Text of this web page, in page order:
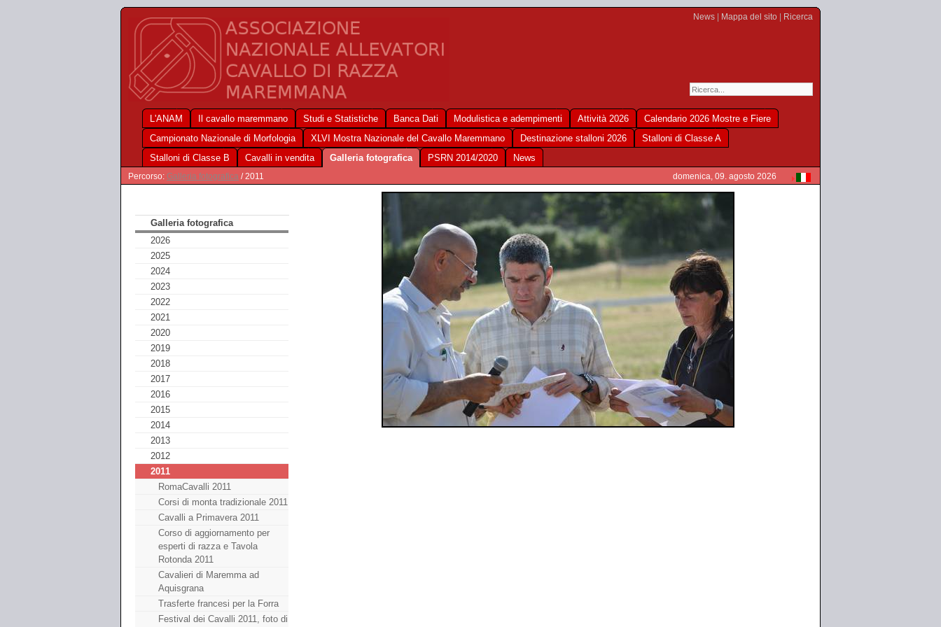
News Mappa del sito Ricerca
L'ANAM Il cavallo maremmano Studi e Statistiche Banca Dati Modulistica e adempimenti Attività 2026
Calendario 2026 Mostre e Fiere
Campionato Nazionale di Morfologia
XLVI Mostra Nazionale del Cavallo Maremmano Destinazione stalloni 2026
Stalloni di Classe A
Stalloni di Classe B
Cavalli in vendita Galleria fotografica PSRN 2014/2020 News
Percorso: Galleria fotografica / 2011 domenica, 09. agosto 2026
Galleria fotografica
2026
2025
2024
2023
2022
2021
2020
2019
2018
2017
2016
2015
2014
2013
2012
2011
RomaCavalli 2011
Corsi di monta tradizionale 2011
Cavalli a Primavera 2011
Corso di aggiornamento per
esperti di razza e Tavola
Rotonda 2011
Cavalieri di Maremma ad
Aquisgrana
Trasferte francesi per la Forra
Festival dei Cavalli 2011, foto di